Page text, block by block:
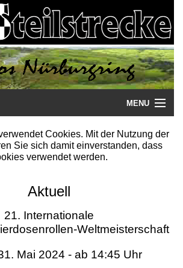
MENU
Cookies. Mit der Nutzung der
Sie sich damit einverstanden, dass
verwendet werden.
Aktuell
21. Internationale
Weltmeisterschaft
Mai 2024 - ab 14:45 Uhr